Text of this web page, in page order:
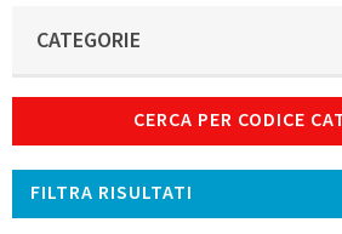
CATEGORIE
CERCA PER CODICE
FILTRA RISULTATI